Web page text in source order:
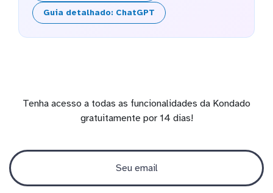
Guia detalhado: ChatGPT
Tenha acesso a todas as funcionalidades da Kondado
gratuitamente por 14 dias!